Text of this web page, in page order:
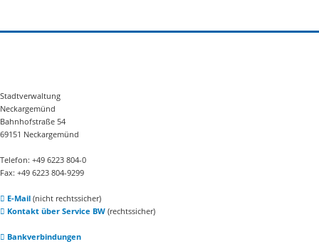
Stadtverwaltung
Neckargemünd
Bahnhofstraße 54
69151 Neckargemünd
Telefon: +49 6223 804-0
Fax: +49 6223 804-9299
E-Mail(nicht rechtssicher)
Kontakt über Service BW(rechtssicher)
Bankverbindungen